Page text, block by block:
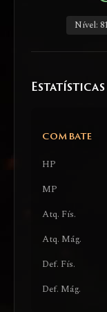
Nível: 81
Estatísticas
COMBATE
HP
MP
Atq. Fís.
Atq. Mág.
Def. Fís.
Def. Mág.